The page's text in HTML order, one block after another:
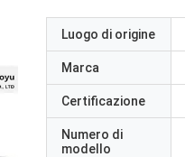
Luogo di origine
Marca
Certificazione
Numero di
modello